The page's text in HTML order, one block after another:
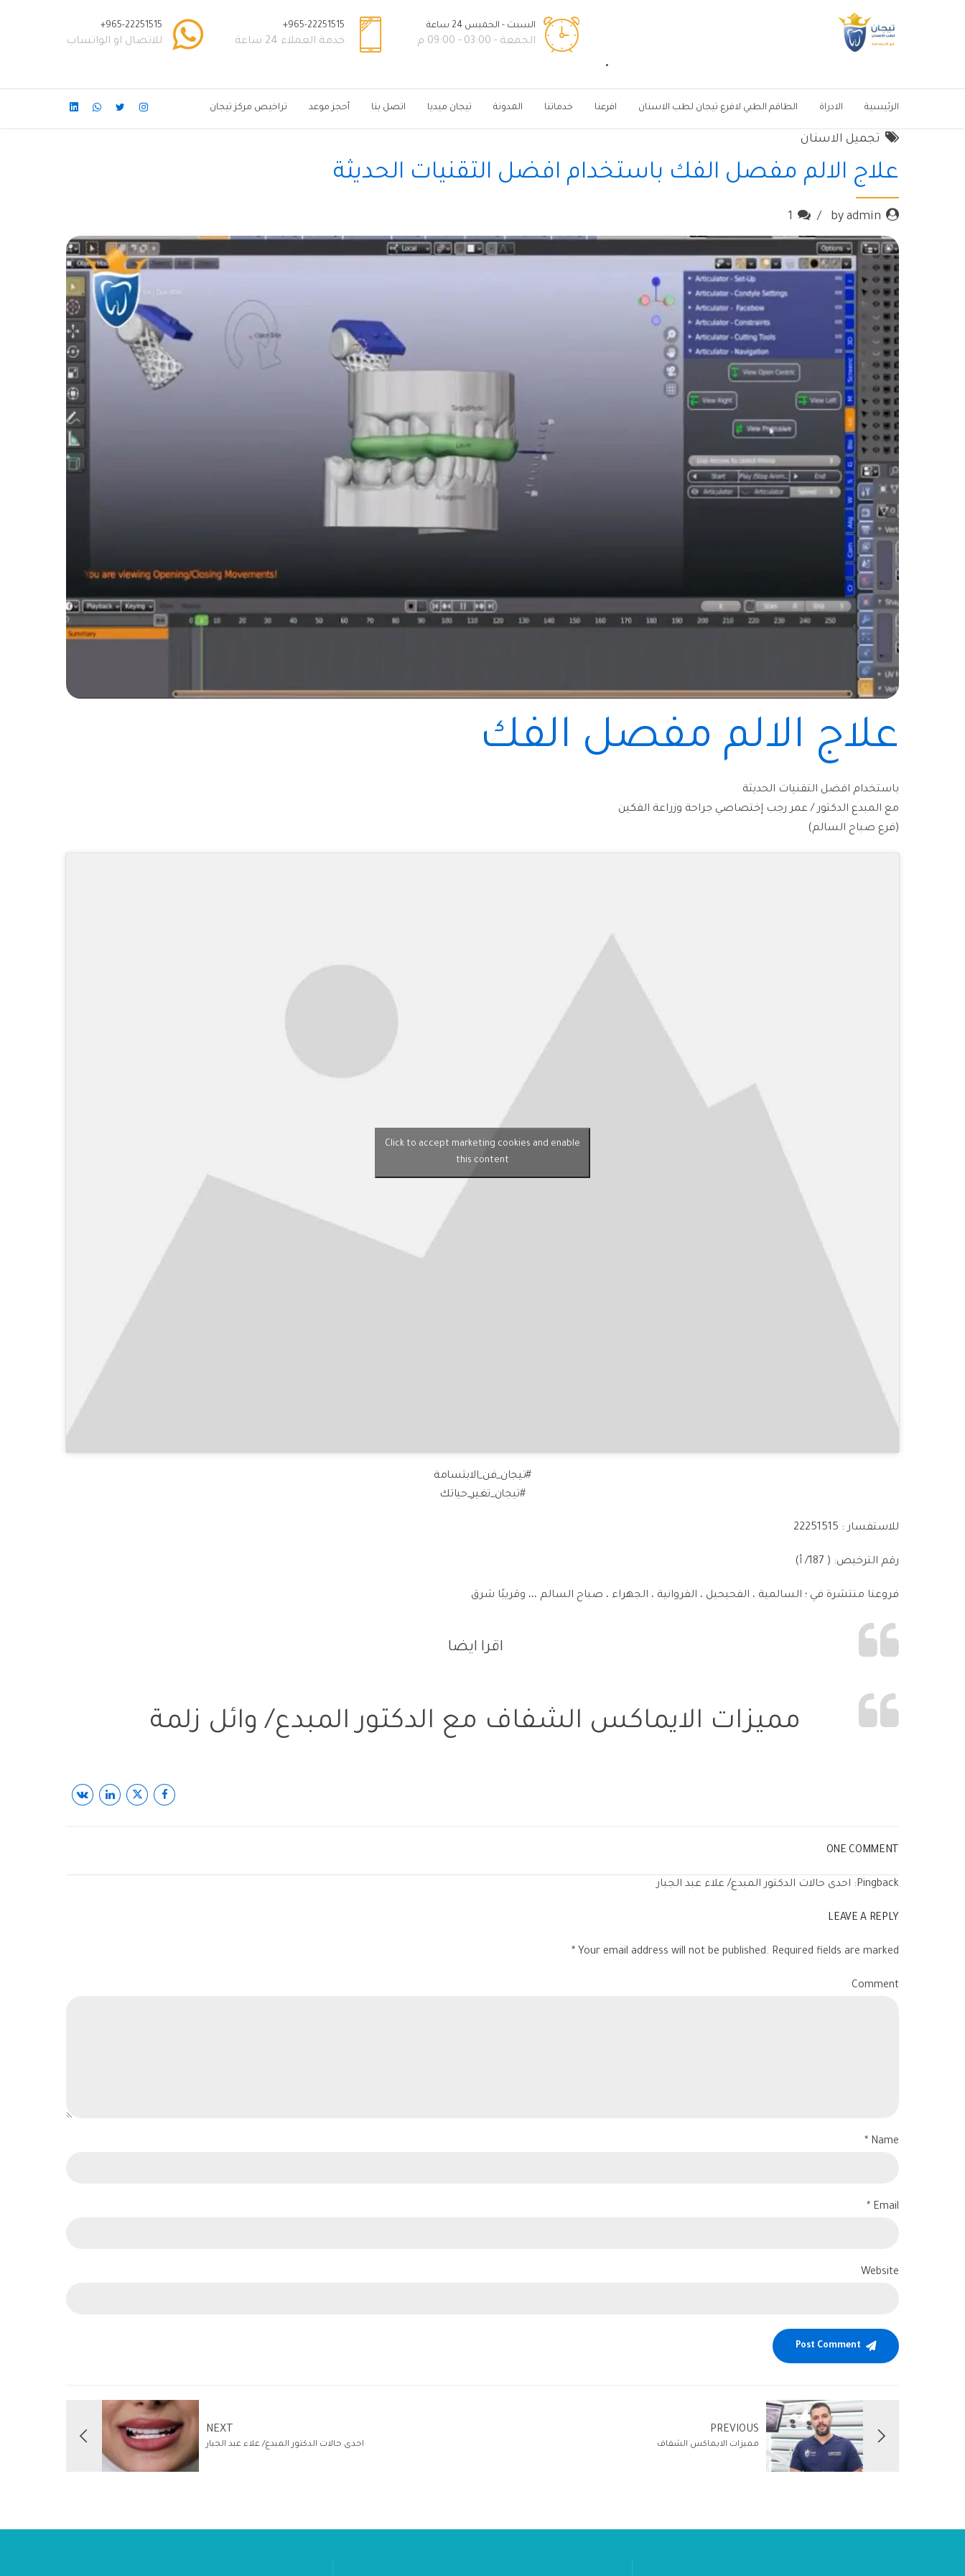
السبت - الخميس 24 ساعة
الجمعة - 03:00 - 09:00 م
965-22251515+
خدمة العملاء 24 ساعة
965-22251515+
للاتصال او الواتساب
الرئيسية الادراة الطاقم الطبي لافرع تيجان لطب الاسنان افرعنا خدماتنا المدونة تيجان ميديا اتصل بنا أحجز موعد تراخيص مركز تيجان
تجميل الاسنان
علاج الالم مفصل الفك باستخدام افضل التقنيات الحديثة
by admin
1
علاج الالم مفصل الفك
باستخدام افضل التقنيات الحديثة
مع المبدع الدكتور / عمر رجب إختصاصي جراحة وزراعة الفكين
(فرع صباح السالم)
Click to accept marketing cookies and enable
this content
#تيجان_فن_الابتسامة
#تيجان_تغير_حياتك
للاستفسار : 22251515
رقم الترخيص: ( 187/ أ)
اقرا ايضا
مميزات الايماكس الشفاف مع الدكتور المبدع/ وائل زلمة
ONE COMMENT
Pingback: احدى حالات الدكتور المبدع/ علاء عبد الجبار
LEAVE A REPLY
Your email address will not be published. Required fields are marked *
Comment
Name *
Email *
Website
Post Comment
PREVIOUS
مميزات الايماكس الشفاف
NEXT
احدى حالات الدكتور المبدع/ علاء عبد الجبار